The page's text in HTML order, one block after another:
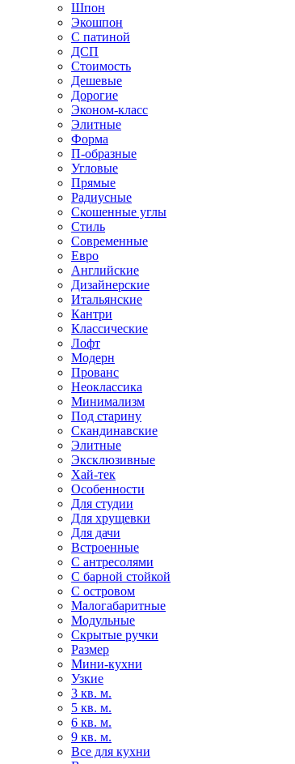
Шпон
Экошпон
С патиной
ДСП
Стоимость
Дешевые
Дорогие
Эконом-класс
Элитные
Форма
П-образные
Угловые
Прямые
Радиусные
Скошенные углы
Стиль
Современные
Евро
Английские
Дизайнерские
Итальянские
Кантри
Классические
Лофт
Модерн
Прованс
Неоклассика
Минимализм
Под старину
Скандинавские
Элитные
Эксклюзивные
Хай-тек
Особенности
Для студии
Для хрущевки
Для дачи
Встроенные
С антресолями
С барной стойкой
С островом
Малогабаритные
Модульные
Скрытые ручки
Размер
Мини-кухни
Узкие
3 кв. м.
5 кв. м.
6 кв. м.
9 кв. м.
Все для кухни